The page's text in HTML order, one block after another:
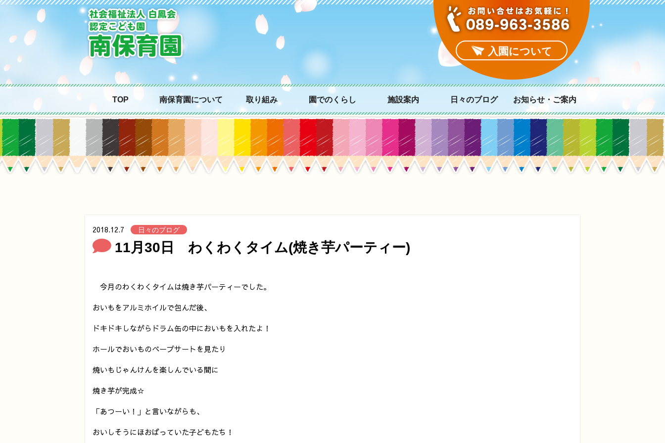
入園について
TOP 南保育園について 取り組み 園でのくらし 施設案内 日々のブログ お知らせ・ご案内
2018.12.7 日々のブログ
11月30日 わくわくタイム(焼き芋パーティー)
今月のわくわくタイムは焼き芋パーティーでした。
おいもをアルミホイルで包んだ後、
ドキドキしながらドラム缶の中においもを入れたよ！
ホールでおいものペープサートを見たり
焼いもじゃんけんを楽しんでいる間に
焼き芋が完成☆
「あつーい！」と言いながらも、
おいしそうにほおばっていた子どもたち！